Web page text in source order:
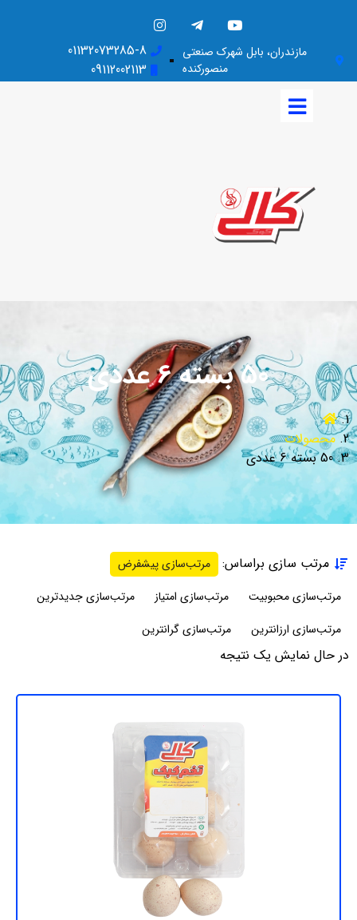
مازندران، بابل شهرک صنعتی
منصورکنده
01132073285-8
09112002113
50 بسته 6 عددی
محصولات
50 بسته 6 عددی
در حال نمایش یک نتیجه
مرتب سازی براساس:
مرتب‌سازی پیشفرض
مرتب‌سازی محبوبیت
مرتب‌سازی امتیاز
مرتب‌سازی جدیدترین
مرتب‌سازی ارزانترین
مرتب‌سازی گرانترین